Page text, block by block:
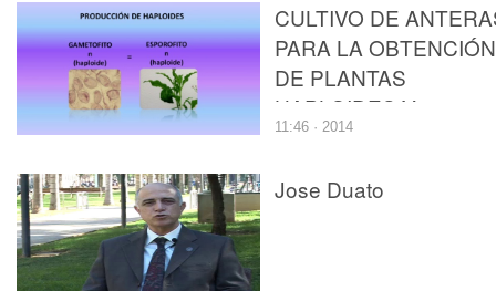
CULTIVO DE
PARA LA OBTENCIÓN
DE PLANTAS
HAPLOIDES Y
DOBLEHAPLOIDES
11:46 · 2014
Jose Duato